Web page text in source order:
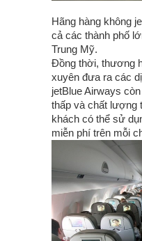
Hãng hàng không
cả các thành phố
Trung Mỹ.
Đồng thời, thương
xuyên đưa ra các
jetBlue Airways
thấp và chất lượng
khách có thể sử
miễn phí trên mỗi